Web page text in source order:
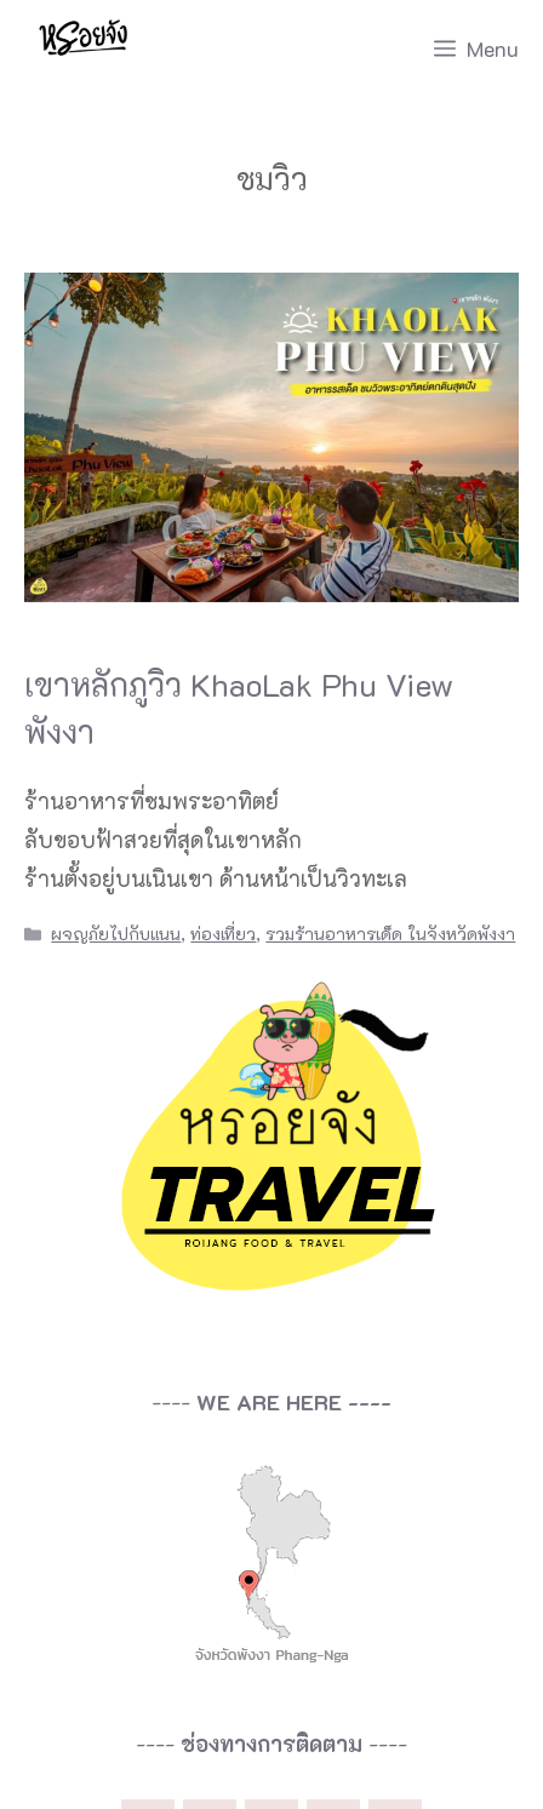
Skip
Menu
ชมวิว
เขาหลักภูวิว KhaoLak Phu View
พังงา
ร้านอาหารที่ชมพระอาทิตย์
ลับขอบฟ้าสวยที่สุดในเขาหลัก
ร้านตั้งอยู่บนเนินเขา ด้านหน้าเป็นวิวทะเล
Categories
ผจญภัยไปกับแนน,ท่องเที่ยว, รวมร้านอาหารเด็ด ในจังหวัดพังงา
---- WE ARE HERE ----
---- ช่องทางการติดตาม ----